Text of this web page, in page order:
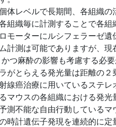
個体レベルで長期間、各組織
組織毎に計測することで各
モーターにルシフェラーゼ
計測は可能でありますが、
つ麻酔の影響も考慮する必
がとらえる発光量は距離の
線癌治療に用いているステ
マウスの各組織における発
測不能な自由行動している
時計遺伝子発現を連続的に